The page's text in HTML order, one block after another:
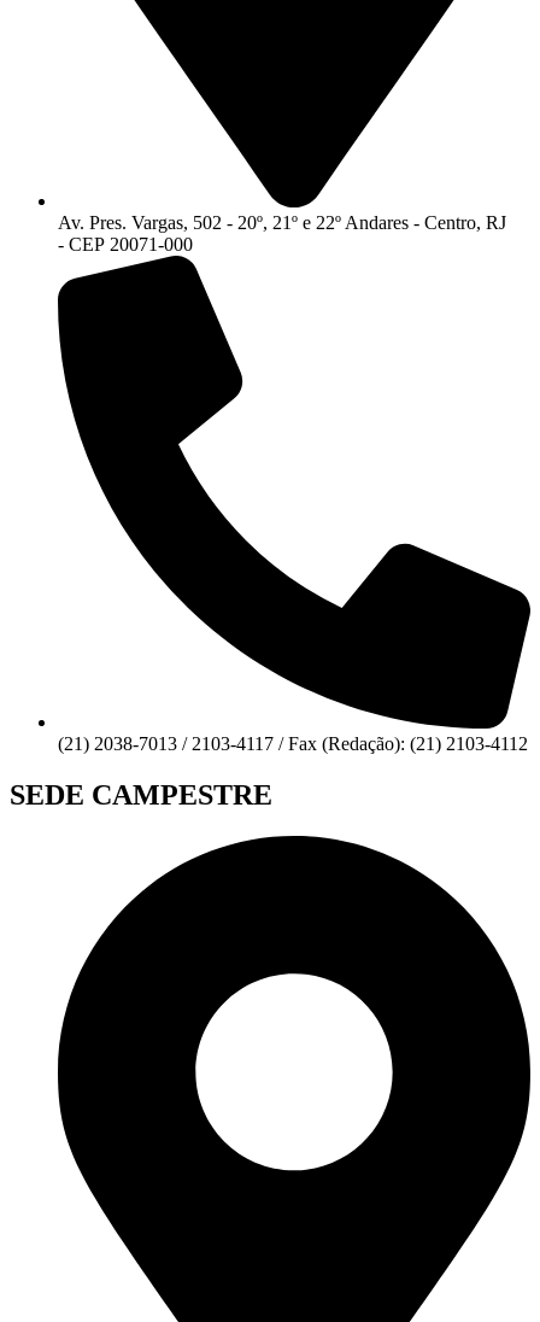
Av. Pres. Vargas, 502 - 20º, 21º e 22º Andares - Centro, RJ
- CEP 20071-000
(21) 2038-7013 / 2103-4117 / Fax (Redação): (21) 2103-4112
SEDE CAMPESTRE